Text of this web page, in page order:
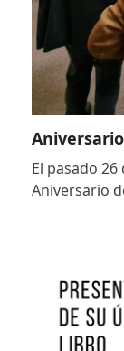
El pasado
Aniversario